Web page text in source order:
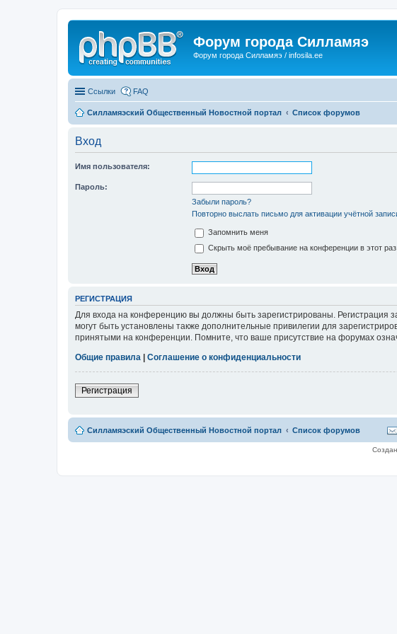
Форум города Силламяэ
Форум города Силламяэ / infosila.ee
Ссылки FAQ
Силламяэский Общественный Новостной портал Список форумов
Вход
Имя пользователя:
Пароль:
Забыли пароль?
Повторно выслать письмо для активации учётной
Запомнить меня
Скрыть моё пребывание на конференции в этот раз
РЕГИСТРАЦИЯ
Для входа на конференцию вы должны быть зарегистрированы. Регистрация
могут быть установлены также дополнительные привилегии для
принятыми на конференции. Помните, что ваше присутствие на форумах
Общие правила
Соглашение о конфиденциальности
Регистрация
Силламяэский Общественный Новостной портал Список форумов